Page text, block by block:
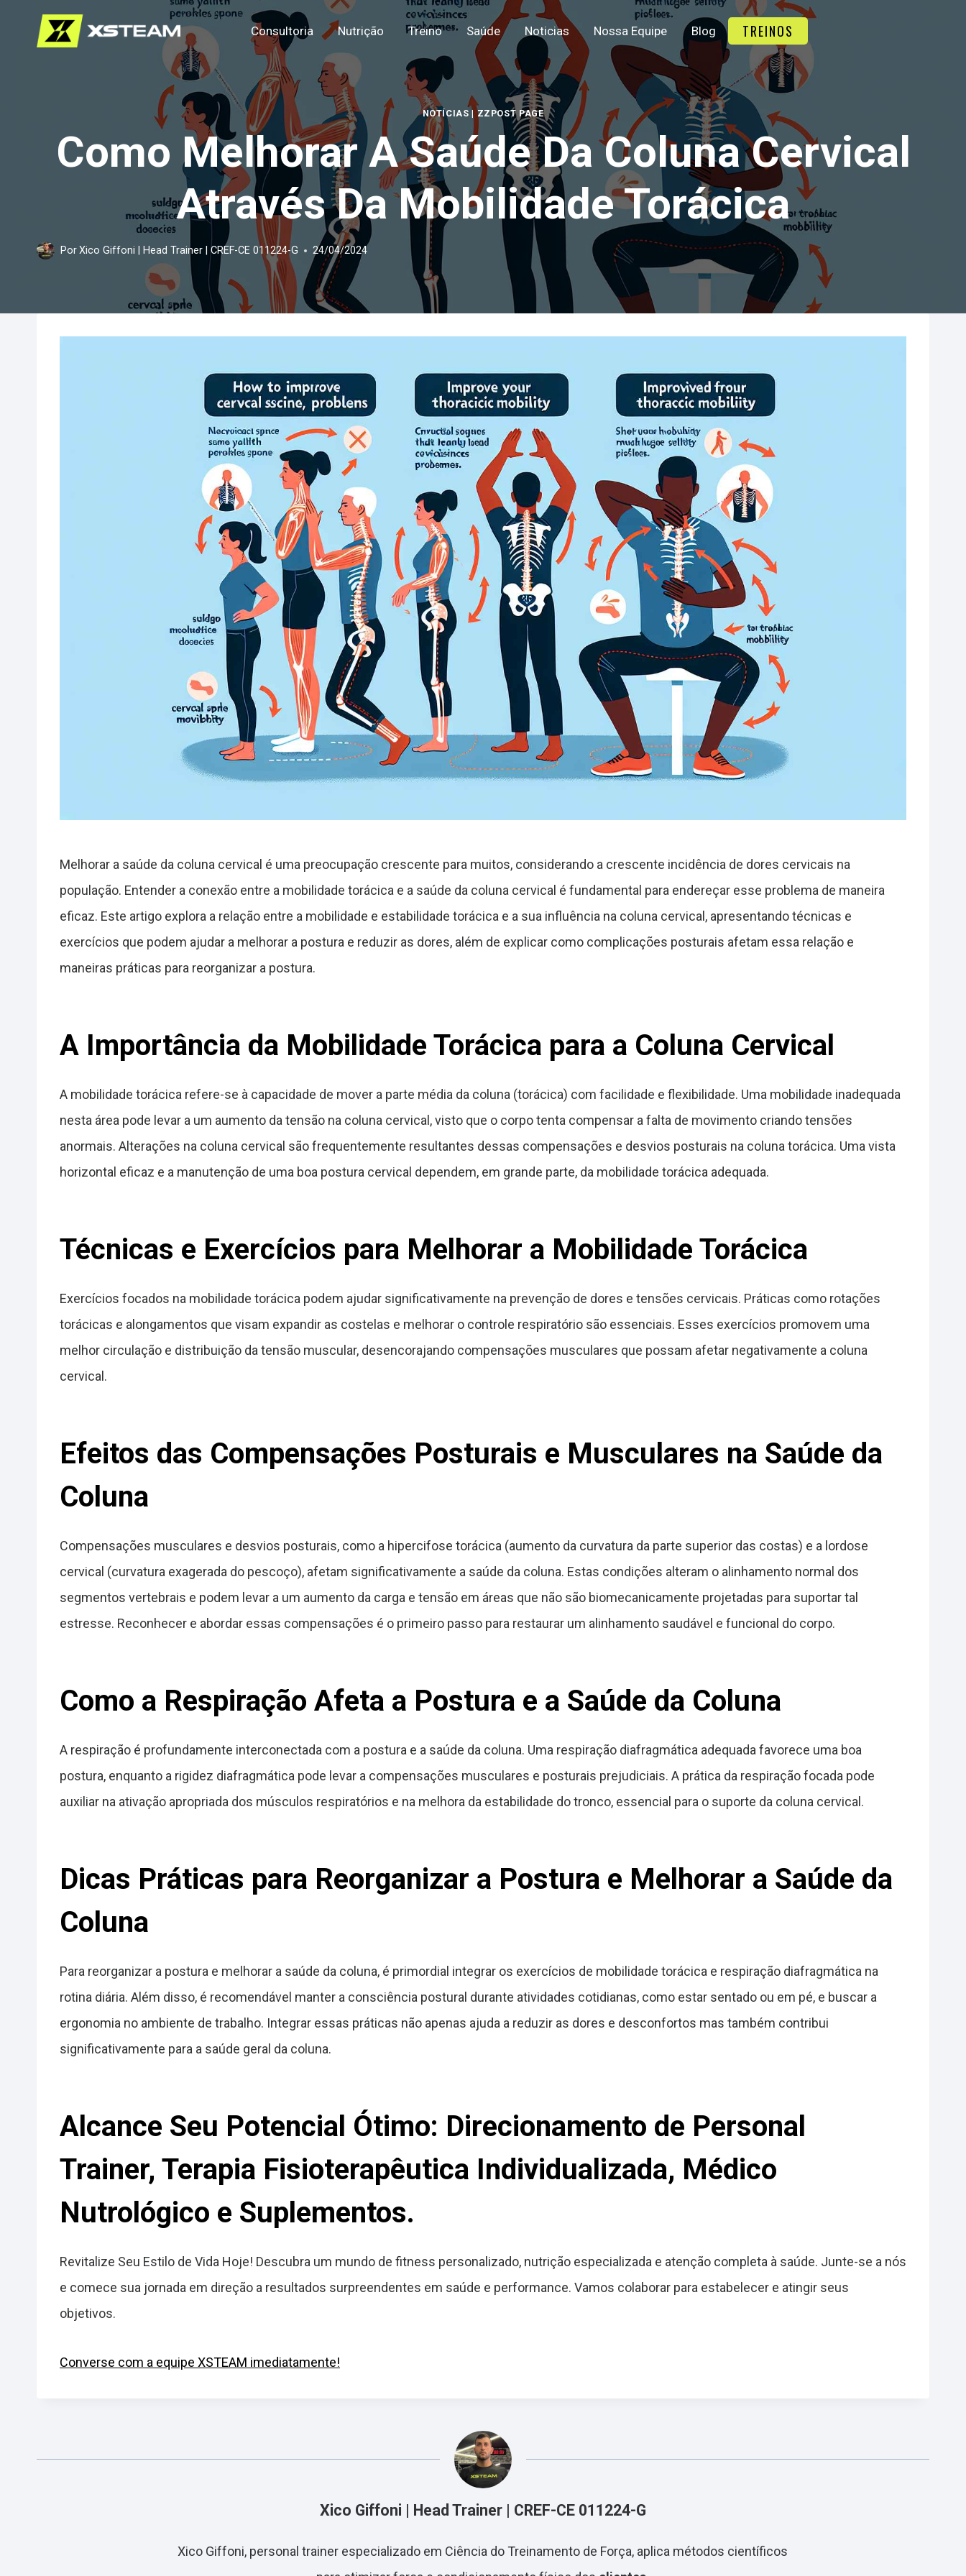
Consultoria Nutrição Treino Saúde Noticias Nossa Equipe Blog TREINOS
NOTÍCIAS | ZZPOST PAGE
Como Melhorar A Saúde Da Coluna Cervical
Através Da Mobilidade Torácica
PorXico Giffoni | Head Trainer | CREF-CE 011224-G 24/04/2024
Melhorar a saúde da coluna cervical é uma preocupação crescente para muitos, considerando a crescente incidência de dores cervicais na
população. Entender a conexão entre a mobilidade torácica e a saúde da coluna cervical é fundamental para endereçar esse problema de maneira
eficaz. Este artigo explora a relação entre a mobilidade e estabilidade torácica e a sua influência na coluna cervical, apresentando técnicas e
exercícios que podem ajudar a melhorar a postura e reduzir as dores, além de explicar como complicações posturais afetam essa relação e
maneiras práticas para reorganizar a postura.
A Importância da Mobilidade Torácica para a Coluna Cervical
A mobilidade torácica refere-se à capacidade de mover a parte média da coluna (torácica) com facilidade e flexibilidade. Uma mobilidade inadequada
nesta área pode levar a um aumento da tensão na coluna cervical, visto que o corpo tenta compensar a falta de movimento criando tensões
anormais. Alterações na coluna cervical são frequentemente resultantes dessas compensações e desvios posturais na coluna torácica. Uma vista
horizontal eficaz e a manutenção de uma boa postura cervical dependem, em grande parte, da mobilidade torácica adequada.
Técnicas e Exercícios para Melhorar a Mobilidade Torácica
Exercícios focados na mobilidade torácica podem ajudar significativamente na prevenção de dores e tensões cervicais. Práticas como rotações
torácicas e alongamentos que visam expandir as costelas e melhorar o controle respiratório são essenciais. Esses exercícios promovem uma
melhor circulação e distribuição da tensão muscular, desencorajando compensações musculares que possam afetar negativamente a coluna
cervical.
Efeitos das Compensações Posturais e Musculares na Saúde da
Coluna
Compensações musculares e desvios posturais, como a hipercifose torácica (aumento da curvatura da parte superior das costas) e a lordose
cervical (curvatura exagerada do pescoço), afetam significativamente a saúde da coluna. Estas condições alteram o alinhamento normal dos
segmentos vertebrais e podem levar a um aumento da carga e tensão em áreas que não são biomecanicamente projetadas para suportar tal
estresse. Reconhecer e abordar essas compensações é o primeiro passo para restaurar um alinhamento saudável e funcional do corpo.
Como a Respiração Afeta a Postura e a Saúde da Coluna
A respiração é profundamente interconectada com a postura e a saúde da coluna. Uma respiração diafragmática adequada favorece uma boa
postura, enquanto a rigidez diafragmática pode levar a compensações musculares e posturais prejudiciais. A prática da respiração focada pode
auxiliar na ativação apropriada dos músculos respiratórios e na melhora da estabilidade do tronco, essencial para o suporte da coluna cervical.
Dicas Práticas para Reorganizar a Postura e Melhorar a Saúde da
Coluna
Para reorganizar a postura e melhorar a saúde da coluna, é primordial integrar os exercícios de mobilidade torácica e respiração diafragmática na
rotina diária. Além disso, é recomendável manter a consciência postural durante atividades cotidianas, como estar sentado ou em pé, e buscar a
ergonomia no ambiente de trabalho. Integrar essas práticas não apenas ajuda a reduzir as dores e desconfortos mas também contribui
significativamente para a saúde geral da coluna.
Alcance Seu Potencial Ótimo: Direcionamento de Personal
Trainer, Terapia Fisioterapêutica Individualizada, Médico
Nutrológico e Suplementos.
Revitalize Seu Estilo de Vida Hoje! Descubra um mundo de fitness personalizado, nutrição especializada e atenção completa à saúde. Junte-se a nós
e comece sua jornada em direção a resultados surpreendentes em saúde e performance. Vamos colaborar para estabelecer e atingir seus
objetivos.
Converse com a equipe XSTEAM imediatamente!
Xico Giffoni | Head Trainer | CREF-CE 011224-G
Xico Giffoni, personal trainer especializado em Ciência do Treinamento de Força, aplica métodos científicos